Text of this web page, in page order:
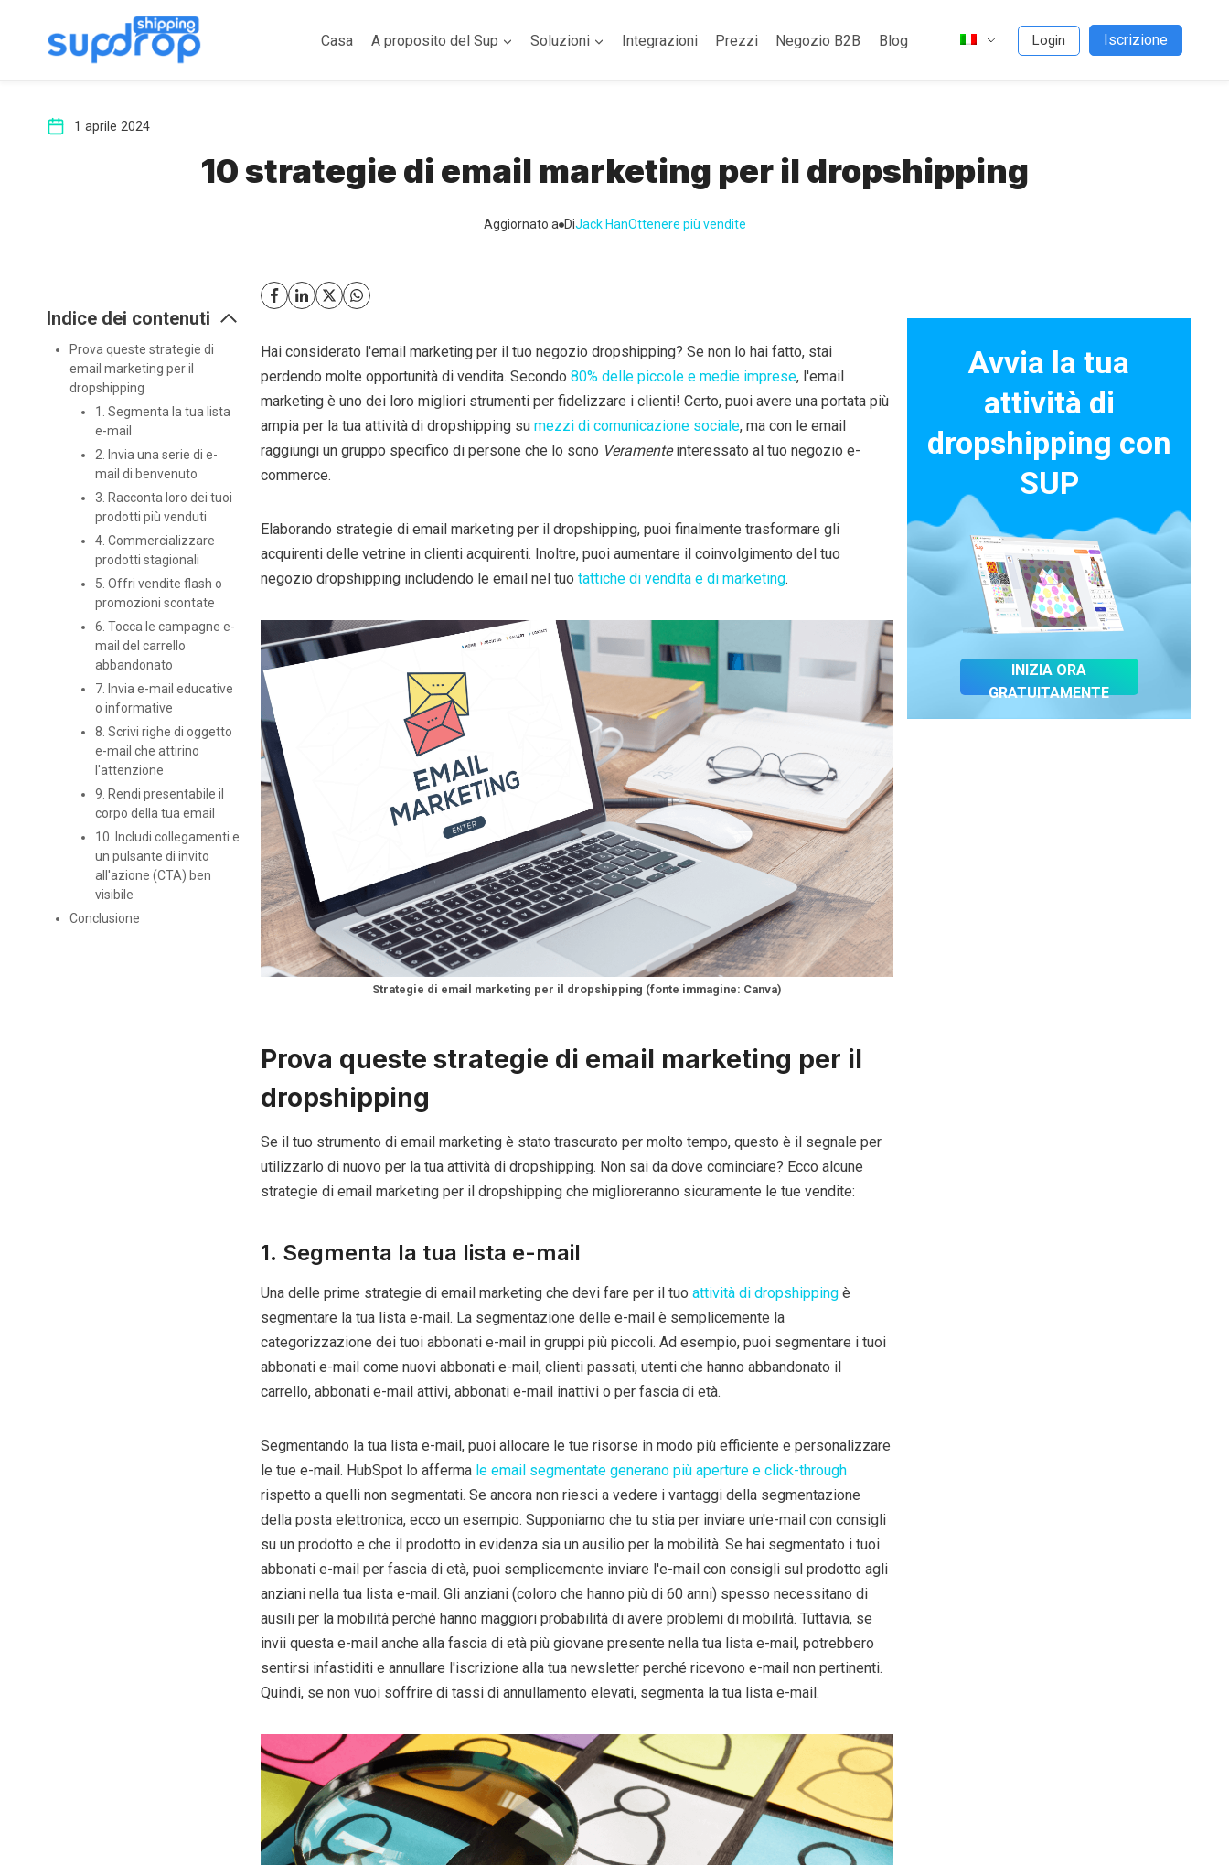
contenuto
Casa A proposito del Sup Soluzioni Integrazioni Prezzi Negozio B2B Blog Login Iscrizione
1 aprile 2024
10 strategie di email marketing per il dropshipping
Aggiornato a DiJack HanOttenere più vendite
Indice dei contenuti
Prova queste strategie di
email marketing per il
dropshipping
1. Segmenta la tua lista
e-mail
2. Invia una serie di e-
mail di benvenuto
3. Racconta loro dei tuoi
prodotti più venduti
4. Commercializzare
prodotti stagionali
5. Offri vendite flash o
promozioni scontate
6. Tocca le campagne e-
mail del carrello
abbandonato
7. Invia e-mail educative
o informative
8. Scrivi righe di oggetto
e-mail che attirino
l'attenzione
9. Rendi presentabile il
corpo della tua email
10. Includi collegamenti e
un pulsante di invito
all'azione (CTA) ben
visibile
Conclusione
Hai considerato l'email marketing per il tuo negozio dropshipping? Se non lo hai fatto, stai
perdendo molte opportunità di vendita. Secondo 80% delle piccole e medie imprese, l'email
marketing è uno dei loro migliori strumenti per fidelizzare i clienti! Certo, puoi avere una portata più
ampia per la tua attività di dropshipping su mezzi di comunicazione sociale, ma con le email
raggiungi un gruppo specifico di persone che lo sono Veramenteinteressato al tuo negozio e-
commerce.
Elaborando strategie di email marketing per il dropshipping, puoi finalmente trasformare gli
acquirenti delle vetrine in clienti acquirenti. Inoltre, puoi aumentare il coinvolgimento del tuo
negozio dropshipping includendo le email nel tuo tattiche di vendita e di marketing.
Strategie di email marketing per il dropshipping (fonte immagine: Canva)
Prova queste strategie di email marketing per il
dropshipping
Se il tuo strumento di email marketing è stato trascurato per molto tempo, questo è il segnale per
utilizzarlo di nuovo per la tua attività di dropshipping. Non sai da dove cominciare? Ecco alcune
strategie di email marketing per il dropshipping che miglioreranno sicuramente le tue vendite:
1. Segmenta la tua lista e-mail
Una delle prime strategie di email marketing che devi fare per il tuo attività di dropshippingè
segmentare la tua lista e-mail. La segmentazione delle e-mail è semplicemente la
categorizzazione dei tuoi abbonati e-mail in gruppi più piccoli. Ad esempio, puoi segmentare i tuoi
abbonati e-mail come nuovi abbonati e-mail, clienti passati, utenti che hanno abbandonato il
carrello, abbonati e-mail attivi, abbonati e-mail inattivi o per fascia di età.
Segmentando la tua lista e-mail, puoi allocare le tue risorse in modo più efficiente e personalizzare
le tue e-mail. HubSpot lo afferma le email segmentate generano più aperture e click-through
rispetto a quelli non segmentati. Se ancora non riesci a vedere i vantaggi della segmentazione
della posta elettronica, ecco un esempio. Supponiamo che tu stia per inviare un'e-mail con consigli
su un prodotto e che il prodotto in evidenza sia un ausilio per la mobilità. Se hai segmentato i tuoi
abbonati e-mail per fascia di età, puoi semplicemente inviare l'e-mail con consigli sul prodotto agli
anziani nella tua lista e-mail. Gli anziani (coloro che hanno più di 60 anni) spesso necessitano di
ausili per la mobilità perché hanno maggiori probabilità di avere problemi di mobilità. Tuttavia, se
invii questa e-mail anche alla fascia di età più giovane presente nella tua lista e-mail, potrebbero
sentirsi infastiditi e annullare l'iscrizione alla tua newsletter perché ricevono e-mail non pertinenti.
Quindi, se non vuoi soffrire di tassi di annullamento elevati, segmenta la tua lista e-mail.
Avvia la tua
attività di
dropshipping con
SUP
INIZIA ORA
GRATUITAMENTE